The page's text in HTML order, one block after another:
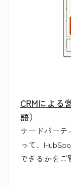
CRMによる
語）
サードパーテ
って、
できるかをご